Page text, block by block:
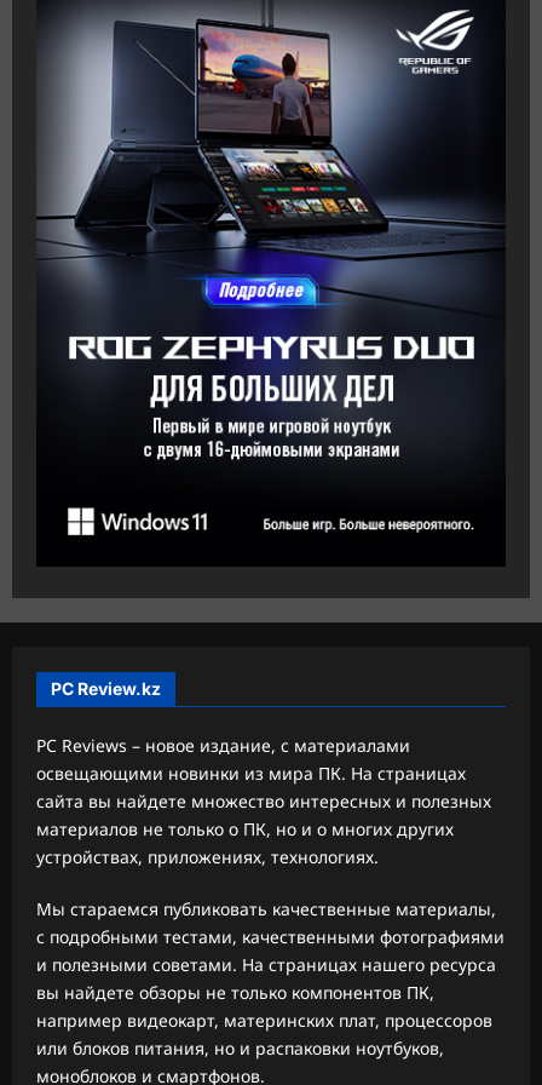
PC Review.kz
PC Reviews – новое издание, с материалами
освещающими новинки из мира ПК. На страницах
сайта вы найдете множество интересных и полезных
материалов не только о ПК, но и о многих других
устройствах, приложениях, технологиях.
Мы стараемся публиковать качественные материалы,
с подробными тестами, качественными фотографиями
и полезными советами. На страницах нашего ресурса
вы найдете обзоры не только компонентов ПК,
например видеокарт, материнских плат, процессоров
или блоков питания, но и распаковки ноутбуков,
моноблоков и смартфонов.